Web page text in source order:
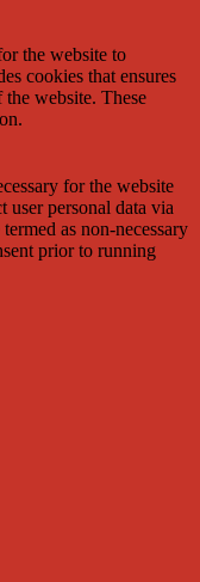
the website to
cookies that ensures
website. These
for the website
personal data via
as non-necessary
prior to running